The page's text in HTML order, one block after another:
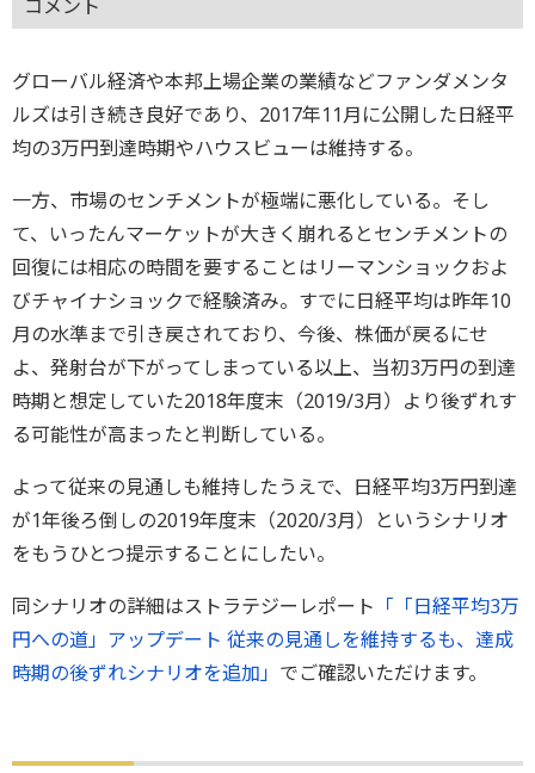
コメント
グローバル経済や本邦上場企業の業績などファンダメンタ
ルズは引き続き良好であり、2017年11月に公開した日経平
均の3万円到達時期やハウスビューは維持する。
一方、市場のセンチメントが極端に悪化している。そし
て、いったんマーケットが大きく崩れるとセンチメントの
回復には相応の時間を要することはリーマンショックおよ
びチャイナショックで経験済み。すでに日経平均は昨年10
月の水準まで引き戻されており、今後、株価が戻るにせ
よ、発射台が下がってしまっている以上、当初3万円の到達
時期と想定していた2018年度末（2019/3月）より後ずれす
る可能性が高まったと判断している。
よって従来の見通しも維持したうえで、日経平均3万円到達
が1年後ろ倒しの2019年度末（2020/3月）というシナリオ
をもうひとつ提示することにしたい。
同シナリオの詳細はストラテジーレポート 「「日経平均3万
円への道」アップデート 従来の見通しを維持するも、達成
時期の後ずれシナリオを追加」 でご確認いただけます。